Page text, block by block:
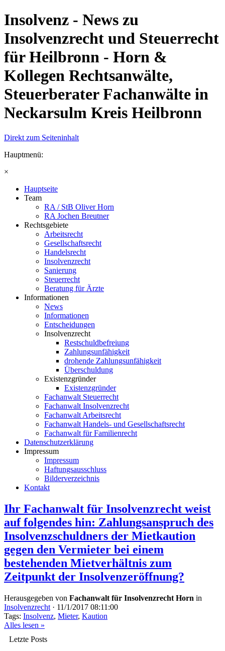
Insolvenz - News zu
Insolvenzrecht und Steuerrecht
für Heilbronn - Horn &
Kollegen Rechtsanwälte,
Steuerberater Fachanwälte in
Neckarsulm Kreis Heilbronn
Direkt zum Seiteninhalt
Hauptmenü:
×
Hauptseite
Team
RA / StB Oliver Horn
RA Jochen Breutner
Rechtsgebiete
Arbeitsrecht
Gesellschaftsrecht
Handelsrecht
Insolvenzrecht
Sanierung
Steuerrecht
Beratung für Ärzte
Informationen
News
Informationen
Entscheidungen
Insolvenzrecht
Restschuldbefreiung
Zahlungsunfähigkeit
drohende Zahlungsunfähigkeit
Überschuldung
Existenzgründer
Existenzgründer
Fachanwalt Steuerrecht
Fachanwalt Insolvenzrecht
Fachanwalt Arbeitsrecht
Fachanwalt Handels- und Gesellschaftsrecht
Fachanwalt für Familienrecht
Datenschutzerklärung
Impressum
Impressum
Haftungsausschluss
Bilderverzeichnis
Kontakt
Ihr Fachanwalt für Insolvenzrecht weist
auf folgendes hin: Zahlungsanspruch des
Insolvenzschuldners der Mietkaution
gegen den Vermieter bei einem
bestehenden Mietverhältnis zum
Zeitpunkt der Insolvenzeröffnung?
Herausgegeben von Fachanwalt für Insolvenzrecht Horn in
Insolvenzrecht · 11/1/2017 08:11:00
Tags: Insolvenz, Mieter, Kaution
Alles lesen »
Letzte Posts